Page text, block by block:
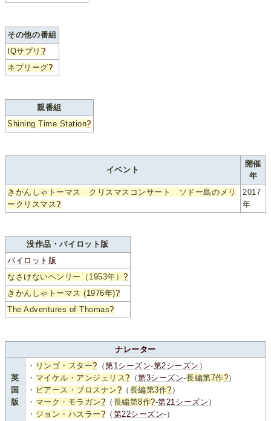
その他の番組
IQサプリ ?
ネプリーグ?
親番組
Shining Time Station?
イベント
開催
年
きかんしゃトーマス クリスマスコンサート ソドー島のメリ
ークリスマス?
2017
年
没作品・パイロット版
パイロット版
なさけないヘンリー（1953年）?
きかんしゃトーマス (1976年)?
The Adventures of Thomas?
ナレーター
英
国
版
・ リンゴ・スター? （第1シーズン-第2シーズン ）
・ マイケル・アンジェリス? （第3シーズン-長編第7作?）
・ ピアース・ブロスナン? （ 長編第3作? ）
・ マーク・モラガン? （ 長編第8作?-第21シーズン ）
・ ジョン・ハスラー? （ 第22シーズン-）